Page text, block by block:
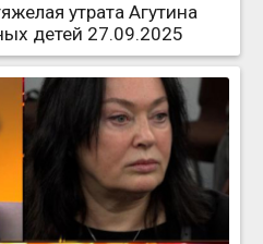
утрата Агутина
детей 27.09.2025